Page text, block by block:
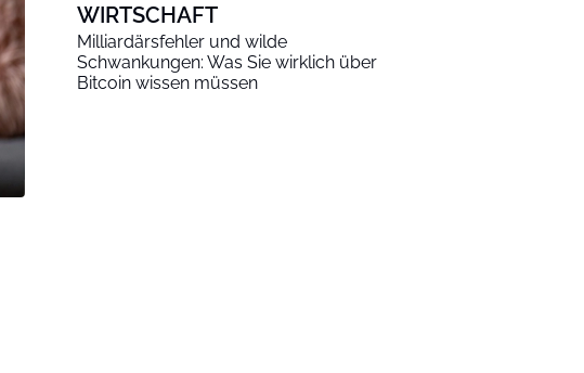
WIRTSCHAFT
Milliardärsfehler und wilde
Schwankungen: Was Sie wirklich über
Bitcoin wissen müssen